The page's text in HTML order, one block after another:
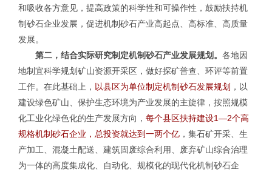
和吸收各方意见，提高政策的科学性和可操作性，鼓励扶持机
制砂石企业发展，促进机制砂石产业高起点、高标准、高质量
发展。
第二，结合实际研究制定机制砂石产业发展规划。 各地因
地制宜科学规划矿山资源开采区，做好探矿普查、环评等前置
工作。在此基础上， 以县区为单位制定机制砂石发展规划 ，以
建设绿色矿山、保护生态环境为产业发展的主旋律，按照规模
化工业化绿色化的生产发展方向， 每个县区扶持建设1—2个高
规格机制砂石企业，总投资就达到一两个亿 ，集石矿开采、生
产加工、混凝土配送、建筑固废综合利用、废弃矿山综合治理
为一体的高度集成化、自动化、规模化的现代化机制砂石企